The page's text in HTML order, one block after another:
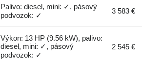
Palivo: diesel, mini: ✓, pásový
podvozok: ✓
3 583 €
Výkon: 13 HP (9.56 kW), palivo:
diesel, mini: ✓, pásový
podvozok: ✓
2 545 €